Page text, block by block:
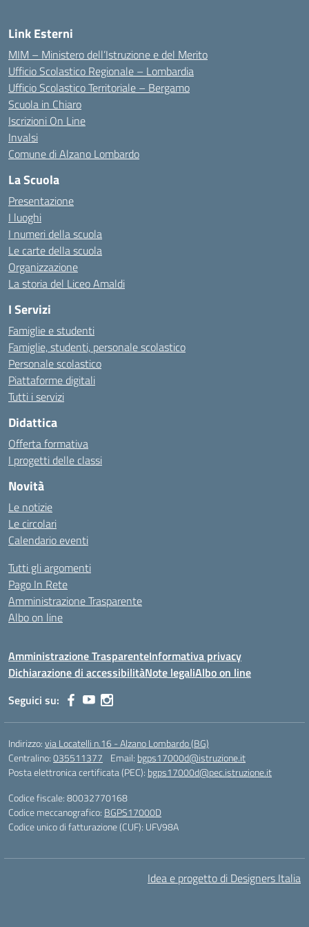
Link Esterni
MIM – Ministero dell’Istruzione e del Merito
Ufficio Scolastico Regionale – Lombardia
Ufficio Scolastico Territoriale – Bergamo
Scuola in Chiaro
Iscrizioni On Line
Invalsi
Comune di Alzano Lombardo
La Scuola
Presentazione
I luoghi
I numeri della scuola
Le carte della scuola
Organizzazione
La storia del Liceo Amaldi
I Servizi
Famiglie e studenti
Famiglie, studenti, personale scolastico
Personale scolastico
Piattaforme digitali
Tutti i servizi
Didattica
Offerta formativa
I progetti delle classi
Novità
Le notizie
Le circolari
Calendario eventi
Tutti gli argomenti
Pago In Rete
Amministrazione Trasparente
Albo on line
Amministrazione TrasparenteInformativa privacy
Dichiarazione di accessibilitàNote legaliAlbo on line
Seguici su:
Indirizzo:via Locatelli n.16 - Alzano Lombardo (BG)
Centralino:035511377 Email: bgps17000d@istruzione.it
Posta elettronica certificata (PEC): bgps17000d@pec.istruzione.it
Codice fiscale: 80032770168
Codice meccanografico: BGPS17000D
Codice unico di fatturazione (CUF): UFV98A
Idea e progetto di Designers Italia